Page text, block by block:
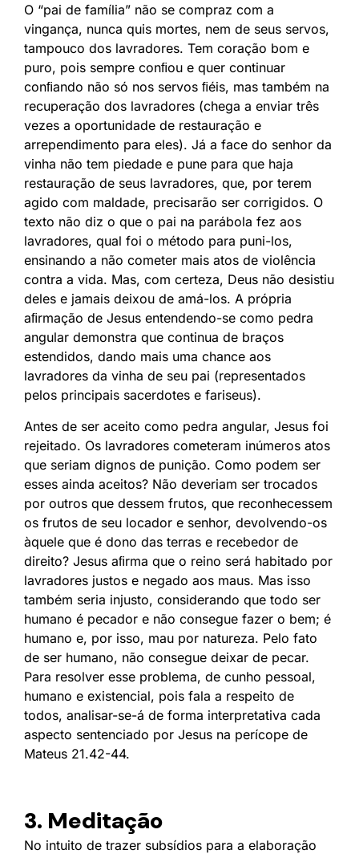
O “pai de família” não se compraz com a
vingança, nunca quis mortes, nem de seus servos,
tampouco dos lavradores. Tem coração bom e
puro, pois sempre conﬁou e quer continuar
conﬁando não só nos servos ﬁéis, mas também na
recuperação dos lavradores (chega a enviar três
vezes a oportunidade de restauração e
arrependimento para eles). Já a face do senhor da
vinha não tem piedade e pune para que haja
restauração de seus lavradores, que, por terem
agido com maldade, precisarão ser corrigidos. O
texto não diz o que o pai na parábola fez aos
lavradores, qual foi o método para puni-los,
ensinando a não cometer mais atos de violência
contra a vida. Mas, com certeza, Deus não desistiu
deles e jamais deixou de amá-los. A própria
aﬁrmação de Jesus entendendo-se como pedra
angular demonstra que continua de braços
estendidos, dando mais uma chance aos
lavradores da vinha de seu pai (representados
pelos principais sacerdotes e fariseus).
Antes de ser aceito como pedra angular, Jesus foi
rejeitado. Os lavradores cometeram inúmeros atos
que seriam dignos de punição. Como podem ser
esses ainda aceitos? Não deveriam ser trocados
por outros que dessem frutos, que reconhecessem
os frutos de seu locador e senhor, devolvendo-os
àquele que é dono das terras e recebedor de
direito? Jesus aﬁrma que o reino será habitado por
lavradores justos e negado aos maus. Mas isso
também seria injusto, considerando que todo ser
humano é pecador e não consegue fazer o bem; é
humano e, por isso, mau por natureza. Pelo fato
de ser humano, não consegue deixar de pecar.
Para resolver esse problema, de cunho pessoal,
humano e existencial, pois fala a respeito de
todos, analisar-se-á de forma interpretativa cada
aspecto sentenciado por Jesus na perícope de
Mateus 21.42-44.
3. Meditação
No intuito de trazer subsídios para a elaboração